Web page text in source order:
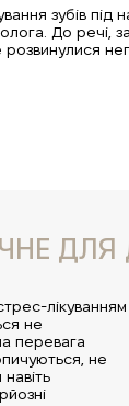
зубів
До речі,
лікуванням
не
перевага
не